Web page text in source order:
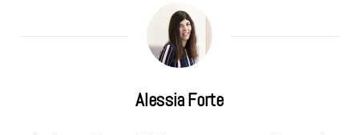
Alessia Forte